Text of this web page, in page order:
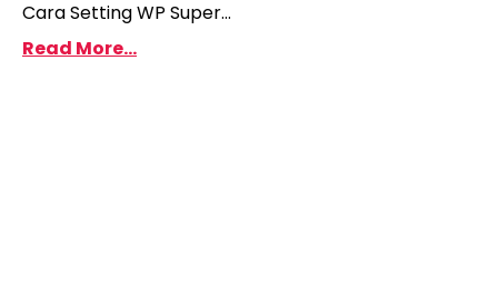
Cara Setting WP Super...
Read More...